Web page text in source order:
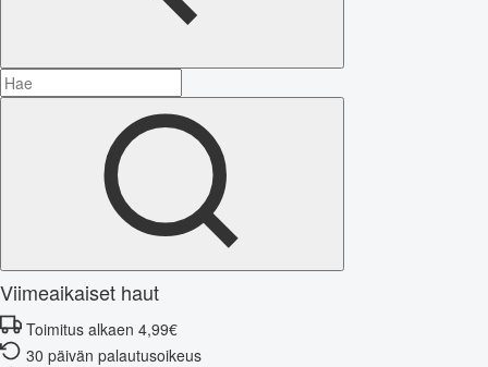
Viimeaikaiset haut
Toimitus alkaen 4,99€
30 päivän palautusoikeus